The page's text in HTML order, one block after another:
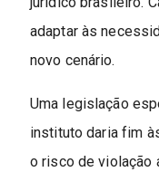
adaptar às
novo cenário.
Uma legislação
instituto daria fim
o risco de violação